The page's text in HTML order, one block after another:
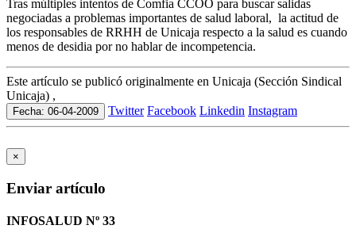
Tras múltiples intentos de Comfia CCOO para buscar salidas
negociadas a problemas importantes de salud laboral, la actitud de
los responsables de RRHH de Unicaja respecto a la salud es cuando
menos de desidia por no hablar de incompetencia.
Este artículo se publicó originalmente en Unicaja (Sección Sindical
Unicaja) ,
Fecha: 06-04-2009 Twitter Facebook Linkedin Instagram
×
Enviar artículo
INFOSALUD Nº 33